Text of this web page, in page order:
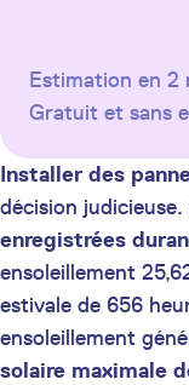
Estimation en 2
Gratuit et sans
Installer des
décision judicieuse.
enregistrées
ensoleillement
estivale de 656
ensoleillement
solaire maximale